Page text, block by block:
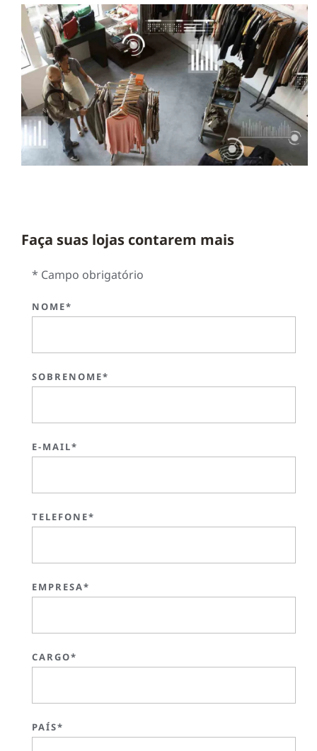
Faça suas lojas contarem mais
* Campo obrigatório
NOME*
SOBRENOME*
E-MAIL*
TELEFONE*
EMPRESA*
CARGO*
PAÍS*